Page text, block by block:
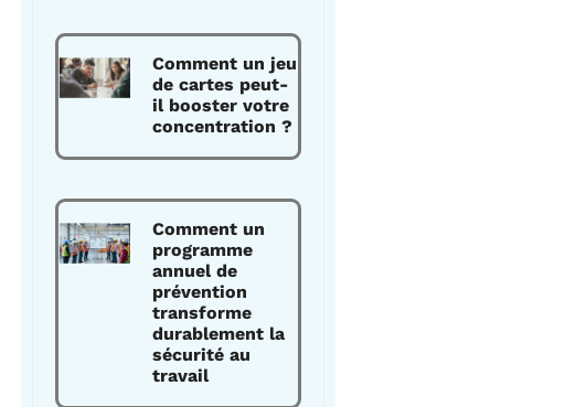
Comment un jeu
de cartes peut-
il booster votre
concentration ?
Comment un
programme
annuel de
prévention
transforme
durablement la
sécurité au
travail